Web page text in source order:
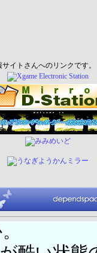
イトさんへのリンクです。